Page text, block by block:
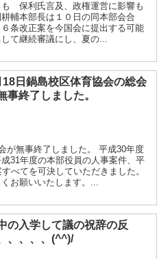
も 保利氏言及、政権運営に影響も
輔本部長は１０日の同本部会合
条改正案を今国会に提出する可能
て継続審議にし、夏の...
18日鍋島校区体育協会の総会
事終了しました。
が無事終了しました。 平成30年度
31年度の本部役員の人事案件、平
べてを可決していただきました。
お願いいたします。...
の入学して議の祝辞の反
、、、、(^^)/